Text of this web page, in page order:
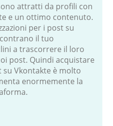
attratti da profili con
e un ottimo contenuto.
per i post su
il tuo
a trascorrere il loro
post. Quindi acquistare
su Vkontakte è molto
enormemente la